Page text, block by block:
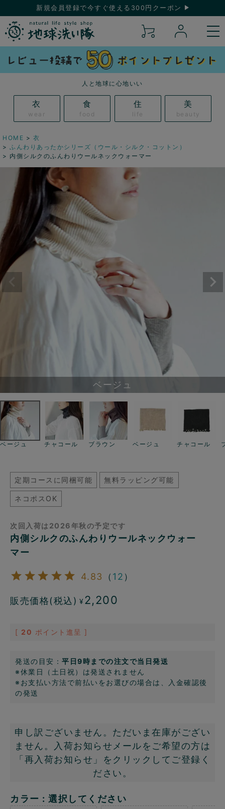
新規会員登録で今すぐ使える300円クーポン
人と地球に心地いい
衣
wear
食
food
住
life
美
beauty
HOME
衣
ふんわりあったかシリーズ（ウール・シルク・コットン）
内側シルクのふんわりウールネックウォーマー
ベージュ
ベージュ チャコール ブラウン ベージュ チャコール
定期コースに同梱可能 無料ラッピング可能
ネコポスOK
次回入荷は2026年秋の予定です
内側シルクのふんわりウールネックウォー
マー
4.83 （ 12 ）
販売価格(税込) ¥ 2,200
[ 20 ポイント進呈 ]
発送の目安： 平日9時までの注文で当日発送
※休業日（土日祝）は発送されません
※お支払い方法で前払いをお選びの場合は、入金確認後
の発送
申し訳ございません。ただいま在庫がござい
ません。入荷お知らせメールをご希望の方は
「再入荷お知らせ」をクリックしてご登録く
ださい。
カラー 選択してください